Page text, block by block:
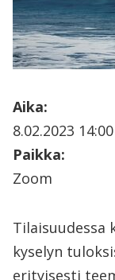
Aika:
8.02.2023
Paikka:
Zoom
Tilaisuudessa
kyselyn
erityisesti